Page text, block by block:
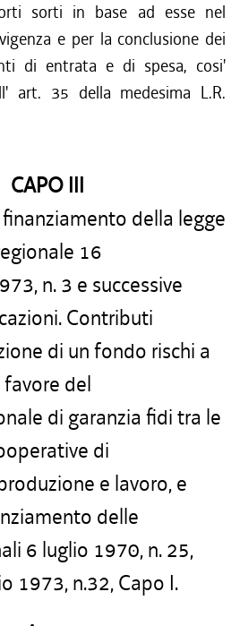
sorti in base ad esse nel
e per la conclusione dei
di entrata e di spesa, cosi'
art. 35 della medesima L.R.
CAPO III
della legge
16
n. 3 e successive
Contributi
di un fondo rischi a
favore del
di garanzia fidi tra le
di
e lavoro, e
delle
6 luglio 1970, n. 25,
1973, n.32, Capo I.